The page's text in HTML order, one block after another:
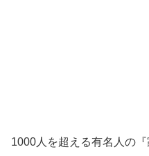
1000人を超える有名人の『